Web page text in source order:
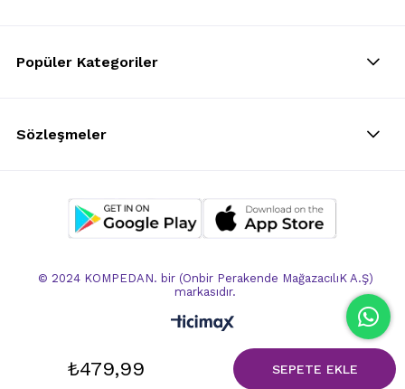
Popüler Kategoriler
Sözleşmeler
© 2024 KOMPEDAN. bir (Onbir Perakende MağazacılıK A.Ş)
markasıdır.
₺479,99